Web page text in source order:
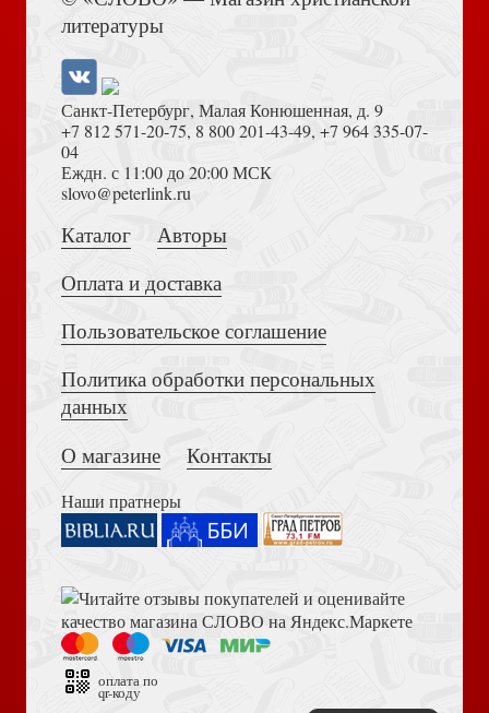
Барьеры (рабочая тетрадь)
Смиренная попытка. Призыв к молитве о духовном
Молитва. Способна ли молитва изменить жизнь?
Здоровье на всю жизнь
Толкование на Апокалипсис (Тихоний Африканский)
Достоевский Ф.М. Сила и правда России (2024)
литературы
Санкт-Петербург, Малая Конюшенная, д. 9
+7 812 571-20-75, 8 800 201-43-49, +7 964 335-07-
04
Еждн. с 11:00 до 20:00 МСК
slovo@peterlink.ru
Каталог
Авторы
Оплата и доставка
Пользовательское соглашение
Политика обработки персональных
данных
О магазине
Контакты
Наши пратнеры
оплата по
qr-коду